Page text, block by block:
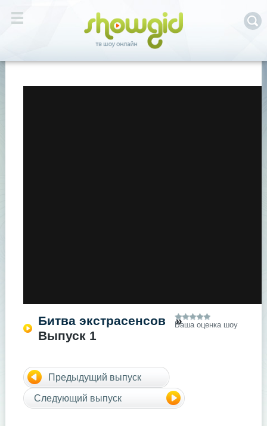
Битва экстрасенсов
»
Выпуск 1
Ваша оценка шоу
Предыдущий выпуск
Следующий выпуск